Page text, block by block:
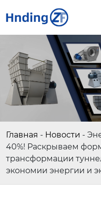
Главная - Новости -
40%! Раскрываем
трансформации
экономии энергии и